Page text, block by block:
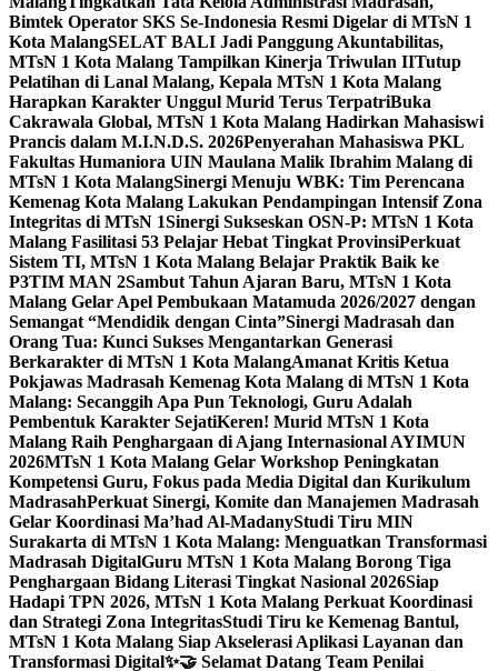
Bimtek Operator SKS Se-Indonesia Resmi Digelar di MTsN 1
Kota MalangSELAT BALI Jadi Panggung Akuntabilitas,
MTsN 1 Kota Malang Tampilkan Kinerja Triwulan IITutup
Pelatihan di Lanal Malang, Kepala MTsN 1 Kota Malang
Harapkan Karakter Unggul Murid Terus TerpatriBuka
Cakrawala Global, MTsN 1 Kota Malang Hadirkan Mahasiswi
Prancis dalam M.I.N.D.S. 2026Penyerahan Mahasiswa PKL
Fakultas Humaniora UIN Maulana Malik Ibrahim Malang di
MTsN 1 Kota MalangSinergi Menuju WBK: Tim Perencana
Kemenag Kota Malang Lakukan Pendampingan Intensif Zona
Integritas di MTsN 1Sinergi Sukseskan OSN-P: MTsN 1 Kota
Malang Fasilitasi 53 Pelajar Hebat Tingkat ProvinsiPerkuat
Sistem TI, MTsN 1 Kota Malang Belajar Praktik Baik ke
P3TIM MAN 2Sambut Tahun Ajaran Baru, MTsN 1 Kota
Malang Gelar Apel Pembukaan Matamuda 2026/2027 dengan
Semangat “Mendidik dengan Cinta”Sinergi Madrasah dan
Orang Tua: Kunci Sukses Mengantarkan Generasi
Berkarakter di MTsN 1 Kota MalangAmanat Kritis Ketua
Pokjawas Madrasah Kemenag Kota Malang di MTsN 1 Kota
Malang: Secanggih Apa Pun Teknologi, Guru Adalah
Pembentuk Karakter SejatiKeren! Murid MTsN 1 Kota
Malang Raih Penghargaan di Ajang Internasional AYIMUN
2026MTsN 1 Kota Malang Gelar Workshop Peningkatan
Kompetensi Guru, Fokus pada Media Digital dan Kurikulum
MadrasahPerkuat Sinergi, Komite dan Manajemen Madrasah
Gelar Koordinasi Ma’had Al-MadanyStudi Tiru MIN
Surakarta di MTsN 1 Kota Malang: Menguatkan Transformasi
Madrasah DigitalGuru MTsN 1 Kota Malang Borong Tiga
Penghargaan Bidang Literasi Tingkat Nasional 2026Siap
Hadapi TPN 2026, MTsN 1 Kota Malang Perkuat Koordinasi
dan Strategi Zona IntegritasStudi Tiru ke Kemenag Bantul,
MTsN 1 Kota Malang Siap Akselerasi Aplikasi Layanan dan
Transformasi Digital✨🤝 Selamat Datang Team Penilai